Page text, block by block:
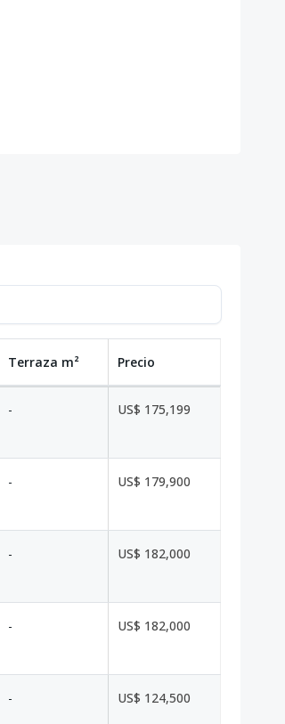
Terraza m² Precio
- US$ 175,199
- US$ 179,900
- US$ 182,000
- US$ 182,000
- US$ 124,500